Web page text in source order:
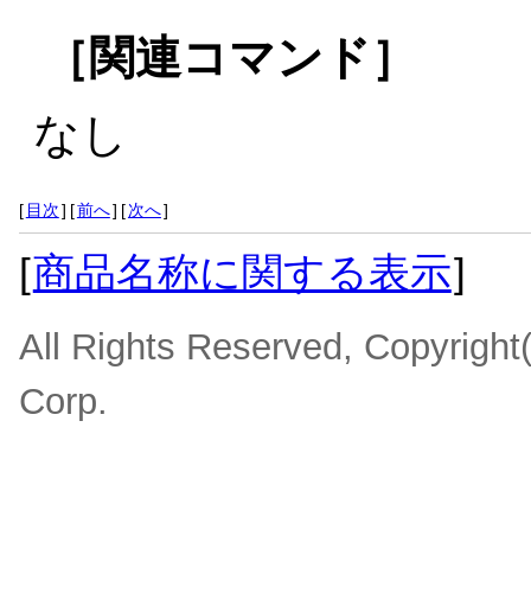
［関連コマンド］
なし
[ 目次] [前へ] [次へ]
[商品名称に関する表示]
All Rights Reserved,
Corp.